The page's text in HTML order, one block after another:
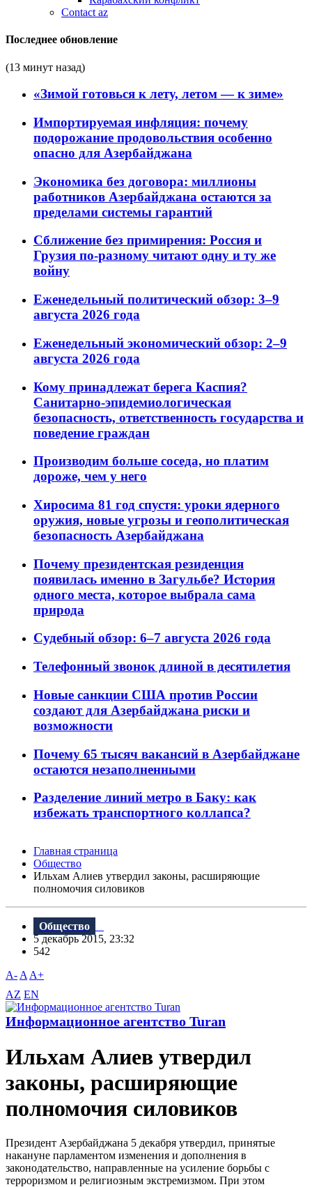
Contact az
Последнее обновление
(13 минут назад)
«Зимой готовься к лету, летом — к зиме»
Импортируемая инфляция: почему
подорожание продовольствия особенно
опасно для Азербайджана
Экономика без договора: миллионы
работников Азербайджана остаются за
пределами системы гарантий
Сближение без примирения: Россия и
Грузия по-разному читают одну и ту же
войну
Еженедельный политический обзор: 3–9
августа 2026 года
Еженедельный экономический обзор: 2–9
августа 2026 года
Кому принадлежат берега Каспия?
Санитарно-эпидемиологическая
безопасность, ответственность государства и
поведение граждан
Производим больше соседа, но платим
дороже, чем у него
Хиросима 81 год спустя: уроки ядерного
оружия, новые угрозы и геополитическая
безопасность Азербайджана
Почему президентская резиденция
появилась именно в Загульбе? История
одного места, которое выбрала сама
природа
Судебный обзор: 6–7 августа 2026 года
Телефонный звонок длиной в десятилетия
Новые санкции США против России
создают для Азербайджана риски и
возможности
Почему 65 тысяч вакансий в Азербайджане
остаются незаполненными
Разделение линий метро в Баку: как
избежать транспортного коллапса?
Главная страница
Общество
Ильхам Алиев утвердил законы, расширяющие
полномочия силовиков
Общество
5 декабрь 2015, 23:32
542
A- A A+
AZ EN
Информационное агентство Turan
Ильхам Алиев утвердил
законы, расширяющие
полномочия силовиков
Президент Азербайджана 5 декабря утвердил, принятые
накануне парламентом изменения и дополнения в
законодательство, направленные на усиление борьбы с
терроризмом и религиозным экстремизмом. При этом